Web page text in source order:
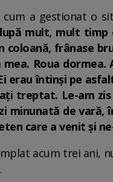
a gestionat o
mult, mult timp
coloană, frânase
Roua
erau întinși pe
treptat. Le-am
minunată de vară,
care a venit și
acum trei ani,